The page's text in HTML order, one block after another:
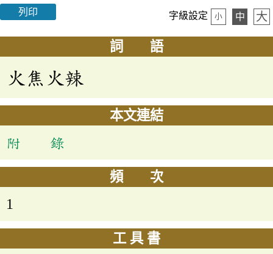
列印 字級設定 小 中 大
詞 語
火焦火辣
本文連結
附 錄
頻 次
1
工 具 書